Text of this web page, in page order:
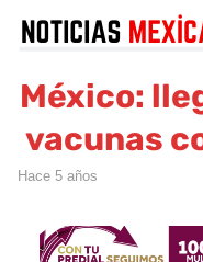
México:
vacunas
hace 5 años